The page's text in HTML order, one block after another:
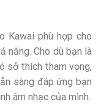
Kawai phù hợp cho
năng. Cho dù bạn là
sở thích tham vọng,
sàng đáp ứng bạn
âm nhạc của mình.